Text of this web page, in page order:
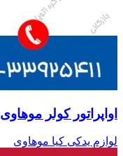
اواپراتور کولر موهاوی
لوازم یدکی کیا موهاوی